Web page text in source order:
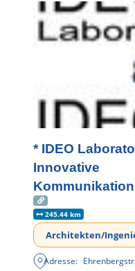
* IDEO
Innovative
245.44 km
Architekten/
Adresse: